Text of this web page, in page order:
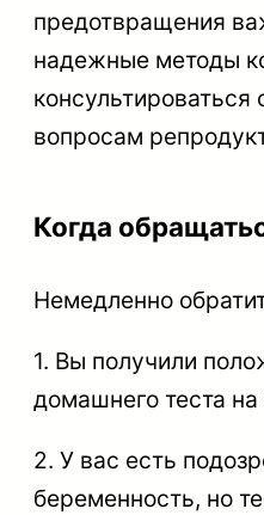
предотвращения
надежные методы
консультироваться
вопросам
Когда
Немедленно
1. Вы получили
домашнего теста
2. У вас есть
беременность, но